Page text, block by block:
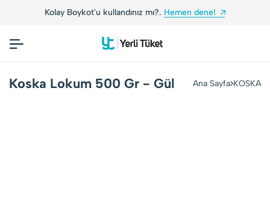
Kolay Boykot'u kullandınız mı?. Hemen dene!
Koska Lokum 500 Gr - Gül Ana Sayfa KOSKA